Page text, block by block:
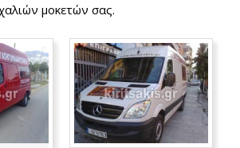
μοκετών σας.